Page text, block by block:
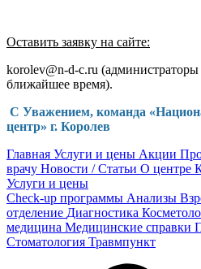
Оставить заявку на сайте:
korolev@n-d-c.ru
ближайшее время).
С Уважением, команда
центр» г. Королев
Главная Услуги и цены Акции
врачу Новости / Статьи О центре
Услуги и цены
Check-up программы Анализы
отделение Диагностика
медицина Медицинские справки
Стоматология Травмпункт